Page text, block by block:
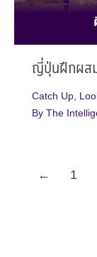
ญี่ปุ่นฝึกผส
Catch Up
By The
← 1